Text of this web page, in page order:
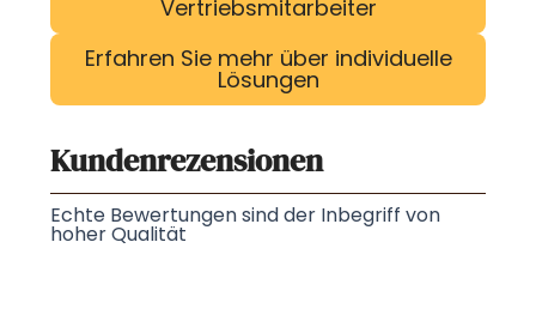
Vertriebsmitarbeiter
Erfahren Sie mehr über individuelle
Lösungen
Kundenrezensionen
Echte Bewertungen sind der Inbegriff von
hoher Qualität